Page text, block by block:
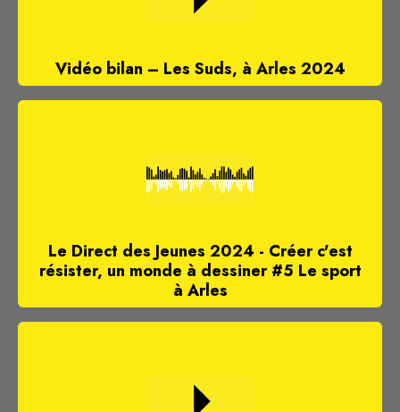
Vidéo bilan – Les Suds, à Arles 2024
Le Direct des Jeunes 2024 - Créer c'est
résister, un monde à dessiner #5 Le sport
à Arles